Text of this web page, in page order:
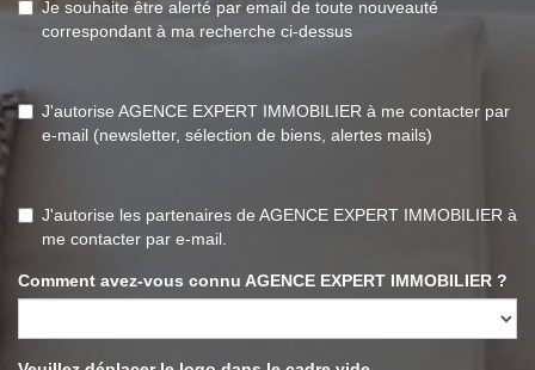
Je souhaite être alerté par email de toute nouveauté
correspondant à ma recherche ci-dessus
J'autorise AGENCE EXPERT IMMOBILIER à me contacter par
e-mail (newsletter, sélection de biens, alertes mails)
J'autorise les partenaires de AGENCE EXPERT IMMOBILIER à
me contacter par e-mail.
Comment avez-vous connu AGENCE EXPERT IMMOBILIER ?